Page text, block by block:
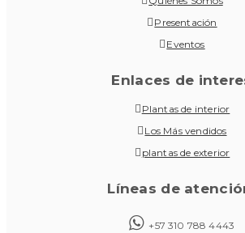
Presentación
Eventos
Enlaces de
Plantas de interior
Los Más vendidos
plantas de exterior
Líneas de
+57 310 788 4443